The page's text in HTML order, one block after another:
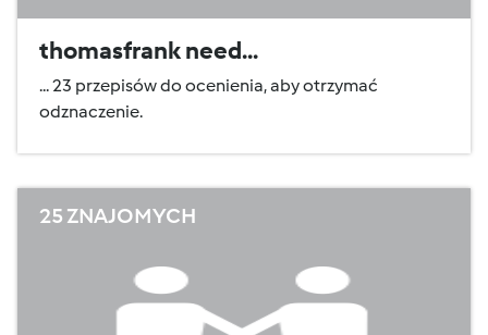
thomasfrank need...
... 23 przepisów do ocenienia, aby otrzymać
odznaczenie.
25 ZNAJOMYCH